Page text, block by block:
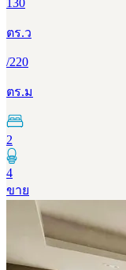
ตร.ว
/220
ตร.ม
2
4
ขาย